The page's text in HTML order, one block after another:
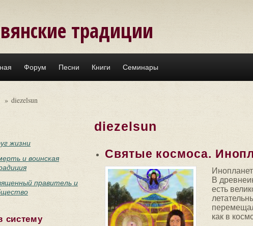
традиции
Форум Песни Книги Семинары
» diezelsun
жизни
и воинская
правитель и
систему
diezelsun
Святые космоса.
В
есть
как в